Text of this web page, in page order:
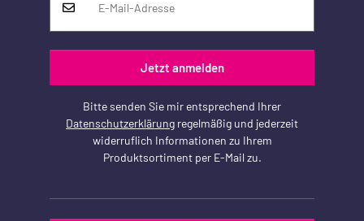
Jetzt anmelden
Bitte senden Sie mir entsprechend Ihrer
Datenschutzerklärung regelmäßig und jederzeit
widerruflich Informationen zu Ihrem
Produktsortiment per E-Mail zu.